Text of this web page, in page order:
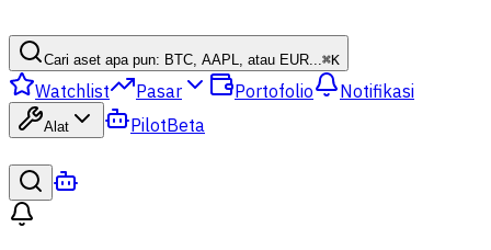
Cari aset apa pun: BTC, AAPL, atau EUR...⌘K
Watchlist Pasar Portofolio Notifikasi
Alat PilotBeta